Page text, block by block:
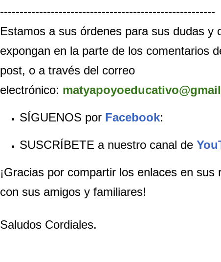
-------------------------------------------------------
Estamos a sus órdenes para sus dudas y
expongan en la parte de los comentarios
post, o a través del correo
electrónico:
SÍGUENOS por Facebook:
SUSCRÍBETE a nuestro canal de
¡Gracias por compartir los enlaces en sus
con sus amigos y familiares!
Saludos Cordiales.